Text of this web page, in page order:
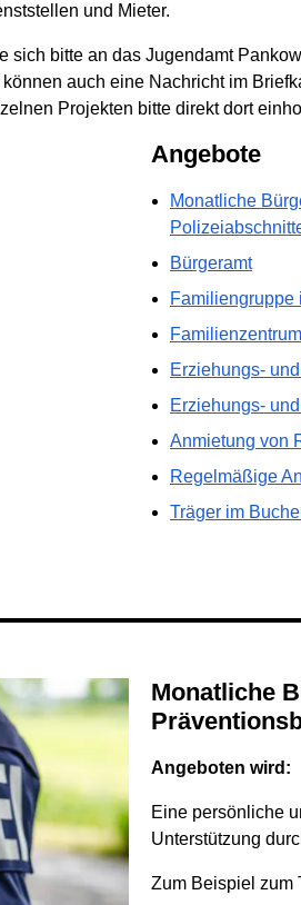
und Mieter.
sich bitte an das Jugendamt
auch eine Nachricht im
Projekten bitte direkt dort
Angebote
Monatliche
Bürgeramt
Familiengruppe
Familienzentrum
Erziehungs-
Erziehungs-
Anmietung von
Regelmäßige
Träger im
Monatliche Bürgersprechstunde mit dem
Angeboten wird:
Eine persönliche
Unterstützung
Zum Beispiel zum